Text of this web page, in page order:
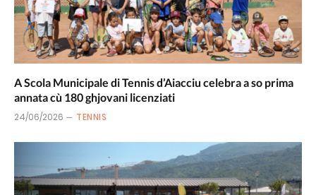
A Scola Municipale di Tennis d’Aiacciu celebra a so prima
annata cù 180 ghjovani licenziati
24/06/2026 TENNIS